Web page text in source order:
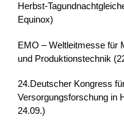
Herbst-
Equinox)
EMO – Weltleitmesse für
und Produktionstechnik
24.Deutscher Kongress
Versorgungsforschung in
24.09.)